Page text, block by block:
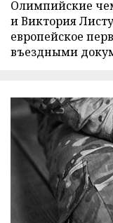
Олимпийские
и Виктория
европейское
въездными